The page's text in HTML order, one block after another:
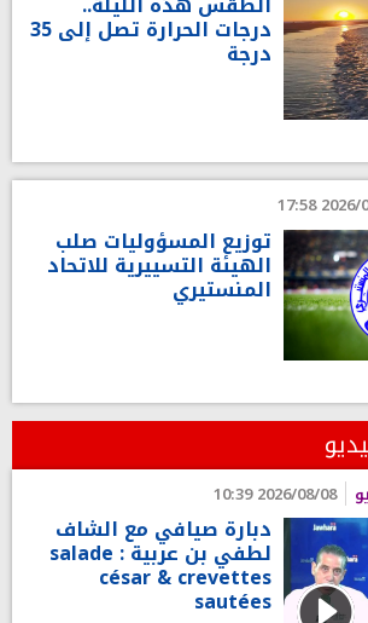
درجات الحرارة تصل إلى 35
درجة
2026/08/
توزيع المسؤوليات صلب
الهيئة التسييرية للاتحاد
المنستيري
2026/08/08 10:39
دبارة صيافي مع الشاف
لطفي بن عربية : salade
césar & crevettes
sautées